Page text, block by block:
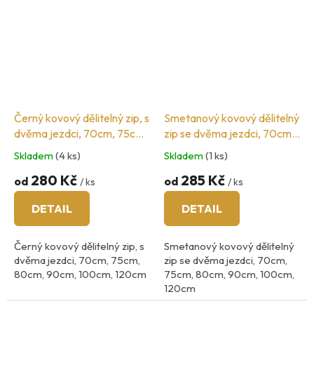
Černý kovový dělitelný zip, s
dvěma jezdci, 70cm, 75cm,
80cm, 90cm, 100cm,
120cm
Skladem(4 ks)
od 280 Kč / ks
DETAIL
Černý kovový dělitelný zip, s
dvěma jezdci, 70cm, 75cm,
80cm, 90cm, 100cm, 120cm
šíři zoubků 5mm
Smetanový kovový dělitelný
zip se dvěma jezdci, 70cm,
75cm, 80cm, 90cm, 100cm,
120cm
Skladem(1 ks)
od 285 Kč / ks
DETAIL
Smetanový kovový dělitelný
zip se dvěma jezdci, 70cm,
75cm, 80cm, 90cm, 100cm,
120cm